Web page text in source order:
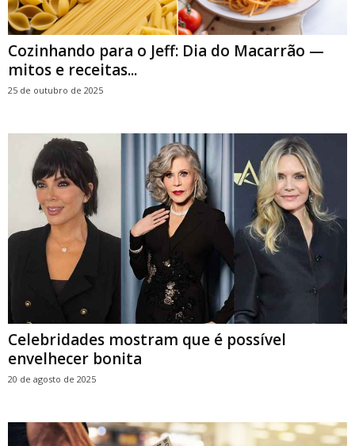
Cozinhando para o Jeff: Dia do Macarrão —
mitos e receitas...
25 de outubro de 2025
Celebridades mostram que é possível
envelhecer bonita
20 de agosto de 2025